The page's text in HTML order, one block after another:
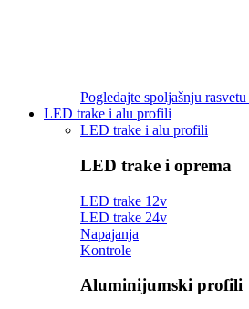
Pogledajte spoljašnju
LED trake i alu profili
LED trake i alu profili
LED trake i oprema
LED trake 12v
LED trake 24v
Napajanja
Kontrole
Aluminijumski profili